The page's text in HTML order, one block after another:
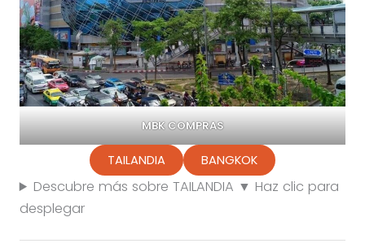
MBK COMPRAS
TAILANDIA BANGKOK
Descubre más sobre TAILANDIA ▼ Haz clic para
desplegar